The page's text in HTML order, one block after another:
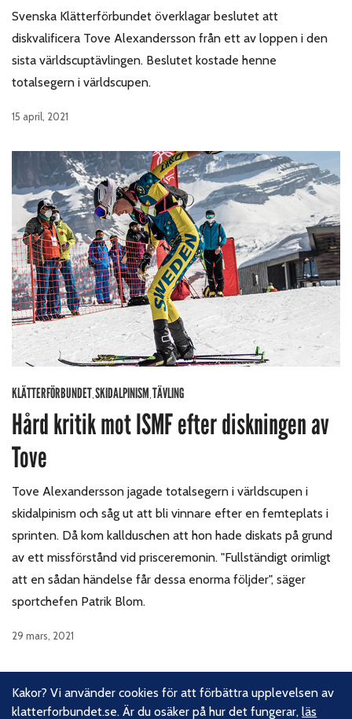
Svenska Klätterförbundet överklagar beslutet att
diskvalificera Tove Alexandersson från ett av loppen i den
sista världscuptävlingen. Beslutet kostade henne
totalsegern i världscupen.
15 april, 2021
KLÄTTERFÖRBUNDET,SKIDALPINISM,TÄVLING
Hård kritik mot ISMF efter diskningen av
Tove
Tove Alexandersson jagade totalsegern i världscupen i
skidalpinism och såg ut att bli vinnare efter en femteplats i
sprinten. Då kom kallduschen att hon hade diskats på grund
av ett missförstånd vid prisceremonin. "Fullständigt orimligt
att en sådan händelse får dessa enorma följder", säger
sportchefen Patrik Blom.
29 mars, 2021
1 2 … 5 Nästa sida
Kakor? Vi använder cookies för att förbättra upplevelsen av
klatterforbundet.se. Är du osäker på hur det fungerar,läs